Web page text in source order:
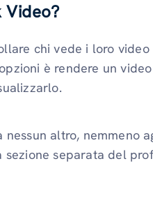
Video?
chi vede i loro
è rendere un
altro, nemmeno
sezione separata del